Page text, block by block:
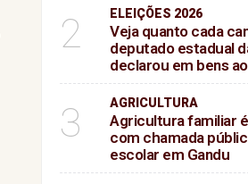
2 ELEIÇÕES 2026
Veja quanto cada
deputado estadual
declarou em bens
3 AGRICULTURA
Agricultura familiar
com chamada
escolar em Gandu